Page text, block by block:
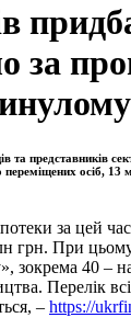
за
та представників
осіб, 13
за цей
грн. При
зокрема 40 –
Перелік
– https://